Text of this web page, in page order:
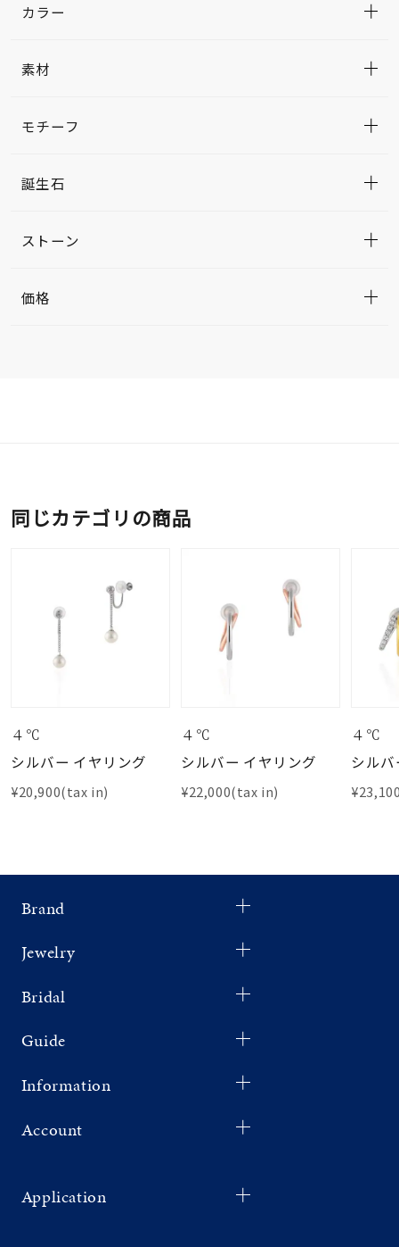
カラー
素材
モチーフ
誕生石
ストーン
価格
同じカテゴリの商品
４℃
シルバー イヤリング
¥20,900(tax in)
４℃
シルバー イヤリング
¥22,000(tax in)
４℃
シル
Brand
Jewelry
Bridal
Guide
Information
Account
Application